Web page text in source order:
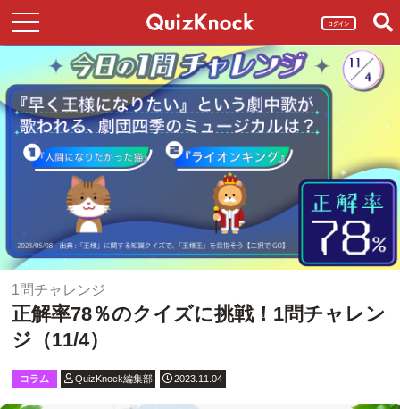
ログイン
1問チャレンジ
正解率78％のクイズに挑戦！1問チャレン
ジ（11/4）
コラム QuizKnock編集部 2023.11.04